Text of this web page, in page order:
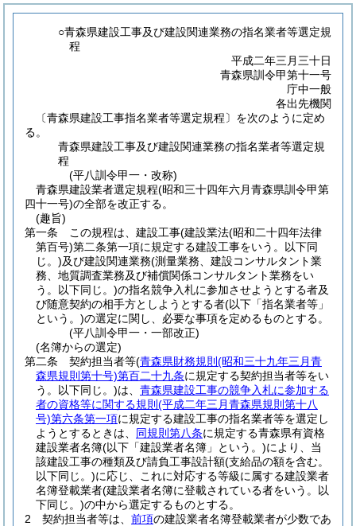
○青森県建設工事及び建設関連業務の指名業者等選定規
程
平成二年三月三十日
青森県訓令甲第十一号
庁中一般
各出先機関
〔青森県建設工事指名業者等選定規程〕を次のように定め
る。
青森県建設工事及び建設関連業務の指名業者等選定規
程
(平八訓令甲一・改称)
青森県建設業者選定規程(昭和三十四年六月青森県訓令甲第
四十一号)の全部を改正する。
(趣旨)
第一条
この規程は、建設工事(建設業法(昭和二十四年法律
第百号)第二条第一項に規定する建設工事をいう。以下同
じ。)及び建設関連業務(測量業務、建設コンサルタント業
務、地質調査業務及び補償関係コンサルタント業務をい
う。以下同じ。)の指名競争入札に参加させようとする者及
び随意契約の相手方としようとする者(以下「指名業者等」
という。)の選定に関し、必要な事項を定めるものとする。
(平八訓令甲一・一部改正)
(名簿からの選定)
第二条
契約担当者等(青森県財務規則 (昭和三十九年三月青
森県規則第十号)第百二十九条に規定する契約担当者等をい
う。以下同じ。)は、 青森県建設工事の競争入札に参加する
者の資格等に関する規則 (平成二年三月青森県規則第十八
号)第六条第一項に規定する建設工事の指名業者等を選定し
ようとするときは、 同規則第八条に規定する青森県有資格
建設業者名簿(以下「建設業者名簿」という。)により、当
該建設工事の種類及び請負工事設計額(支給品の額を含む。
以下同じ。)に応じ、これに対応する等級に属する建設業者
名簿登載業者(建設業者名簿に登載されている者をいう。以
下同じ。)の中から選定するものとする。
2
契約担当者等は、 前項の建設業者名簿登載業者が少数であ